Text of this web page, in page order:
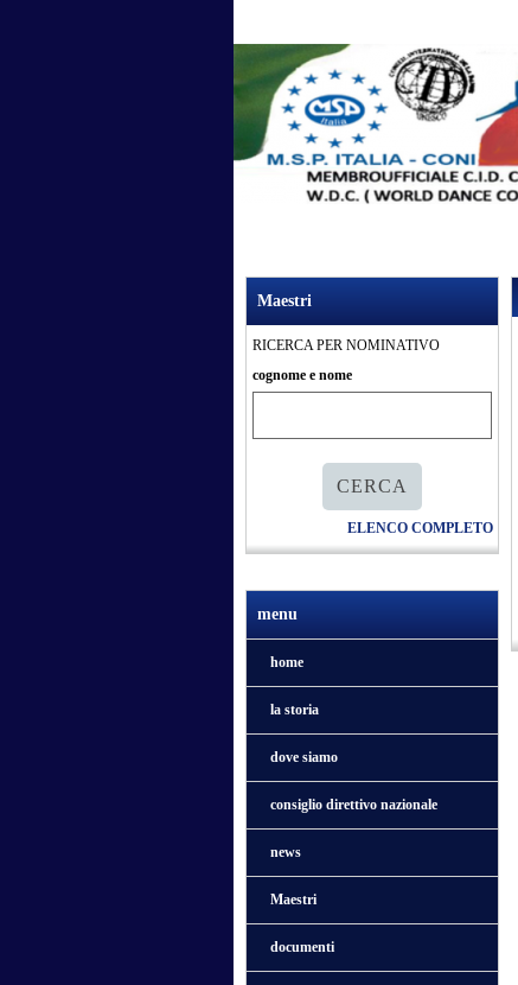
Maestri
RICERCA PER NOMINATIVO
cognome e nome
ELENCO COMPLETO
menu
home
la storia
dove siamo
consiglio direttivo nazionale
news
Maestri
documenti